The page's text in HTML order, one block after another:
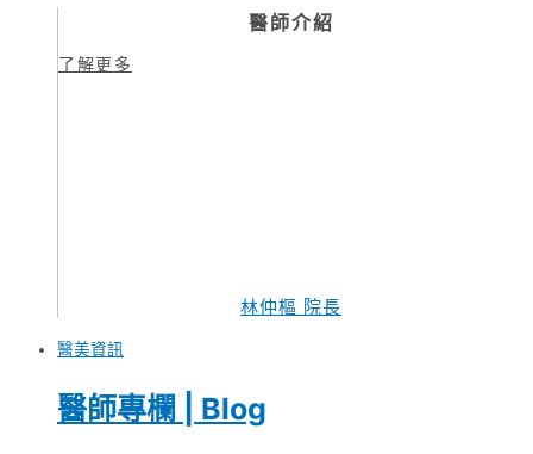
醫師介紹
了解更多
林仲樞 院長
醫美資訊
醫師專欄 | Blog